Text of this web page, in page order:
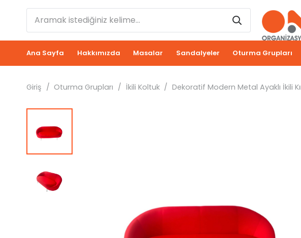
Ana Sayfa Hakkımızda Masalar Sandalyeler Oturma Grupları
Giriş / Oturma Grupları / İkili Koltuk / Dekoratif Modern Metal Ayaklı İkili